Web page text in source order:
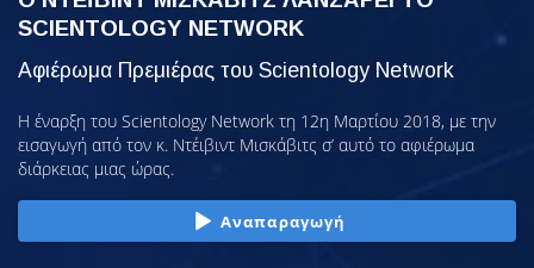
SCIENTOLOGY NETWORK
Αφιέρωμα Πρεμιέρας του Scientology Network
Η έναρξη του Scientology Network τη 12η Μαρτίου 2018, με την
εισαγωγή από τον κ. Ντέιβιντ Μισκάβιτς σ’ αυτό το αφιέρωμα
διάρκειας μιας ώρας.
Αναπαραγωγή